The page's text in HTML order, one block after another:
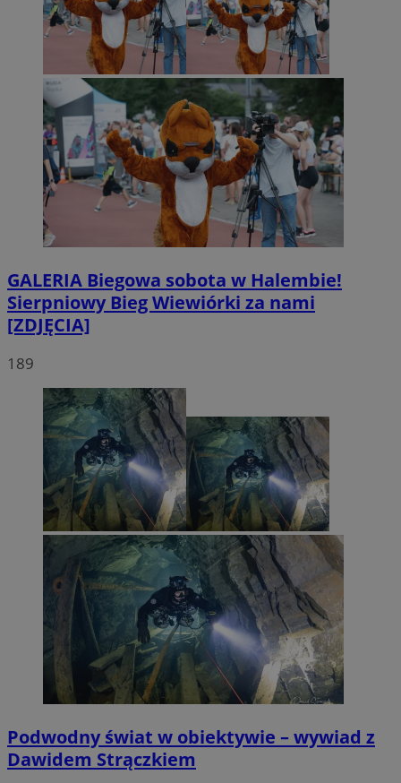
GALERIA Biegowa sobota w Halembie!
Sierpniowy Bieg Wiewiórki za nami
[ZDJĘCIA]
189
Podwodny świat w obiektywie – wywiad z
Dawidem Strączkiem